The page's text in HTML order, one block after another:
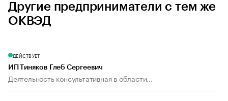
Другие предприниматели с тем же
ОКВЭД
ДЕЙСТВУЕТ
ИП Тиняков Глеб Сергеевич
Деятельность консультативная в области...